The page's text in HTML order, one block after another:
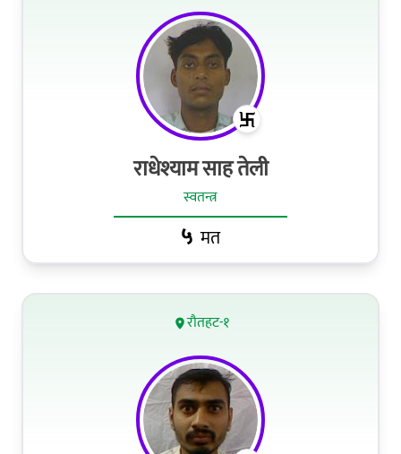
राधेश्याम साह तेली
स्वतन्त्र
५ मत
रौतहट-१